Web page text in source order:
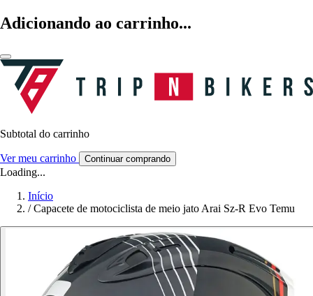
Adicionando ao carrinho...
Subtotal do carrinho
Ver meu carrinho Continuar comprando
Loading...
Início
/ Capacete de motociclista de meio jato Arai Sz-R Evo Temu